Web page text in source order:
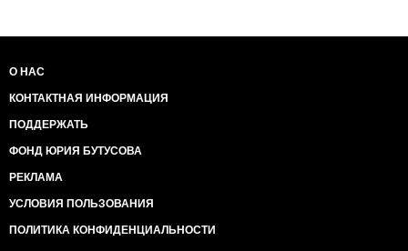
О НАС
КОНТАКТНАЯ ИНФОРМАЦИЯ
ПОДДЕРЖАТЬ
ФОНД ЮРИЯ БУТУСОВА
РЕКЛАМА
УСЛОВИЯ ПОЛЬЗОВАНИЯ
ПОЛИТИКА КОНФИДЕНЦИАЛЬНОСТИ